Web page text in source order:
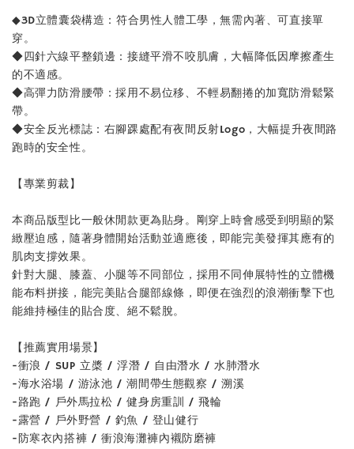
◆3D立體囊袋構造：符合男性人體工學，無需內著、可直接單
穿。
◆四針六線平整鎖邊：接縫平滑不咬肌膚，大幅降低因摩擦產生
的不適感。
◆高彈力防滑腰帶：採用不易位移、不輕易翻捲的加寬防滑鬆緊
帶。
◆安全反光標誌：右腳踝處配有夜間反射Logo，大幅提升夜間路
跑時的安全性。
【專業剪裁】
本商品版型比一般休閒款更為貼身。剛穿上時會感受到明顯的緊
緻壓迫感，隨著身體開始活動並適應後，即能完美發揮其應有的
肌肉支撐效果。
針對大腿、膝蓋、小腿等不同部位，採用不同伸展特性的立體機
能布料拼接，能完美貼合腿部線條，即便在強烈的浪潮衝擊下也
能維持極佳的貼合度、絕不鬆脫。
【推薦實用場景】
-衝浪 / SUP 立槳 / 浮潛 / 自由潛水 / 水肺潛水
-海水浴場 / 游泳池 / 潮間帶生態觀察 / 溯溪
-路跑 / 戶外馬拉松 / 健身房重訓 / 飛輪
-露營 / 戶外野營 / 釣魚 / 登山健行
-防寒衣內搭褲 / 衝浪海灘褲內襯防磨褲